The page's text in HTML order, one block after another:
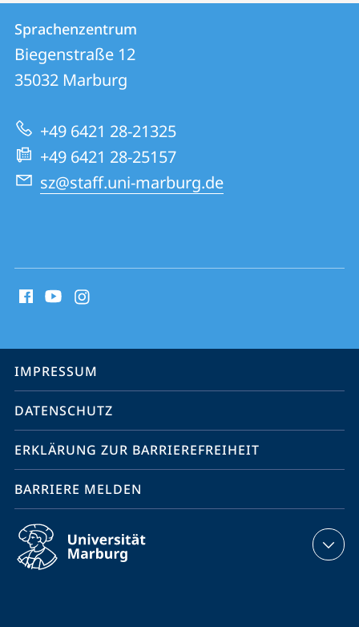
Kontakt
und
Informationen
zur
Website
Kontaktinformationen
Sprachenzentrum
Sprachenzentrum
Biegenstraße 12
35032 Marburg
+49 6421 28-21325
+49 6421 28-25157
sz@staff.uni-marburg.de
Media
Service-
Navigation
IMPRESSUM
DATENSCHUTZ
ERKLÄRUNG ZUR BARRIEREFREIHEIT
BARRIERE MELDEN